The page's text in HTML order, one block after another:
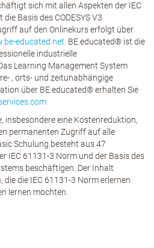
sich mit allen Aspekten der IEC
Basis des CODESYS V3
auf den Onlinekurs erfolgt über
educated.net . BE.educated® ist die
industrielle
Learning Management System
, orts- und zeitunabhängige
über BE.educated® erhalten Sie
insbesondere eine Kostenreduktion,
permanenten Zugriff auf alle
Schulung besteht aus 47
IEC 61131-3 Norm und der Basis des
beschäftigen. Der Inhalt
die IEC 61131-3 Norm erlernen
lernen möchten.